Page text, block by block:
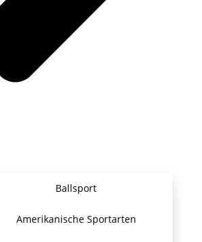
Ballsport
Amerikanische Sportarten